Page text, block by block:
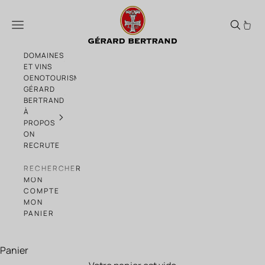
Cigalus Rouge 2020 Jeroboam 3L avec
Menu
DOMAINES
ET VINS
OENOTOURISME
GÉRARD
BERTRAND
À
PROPOS
ON
RECRUTE
RECHERCHER
MON
COMPTE
MON
PANIER
Panier